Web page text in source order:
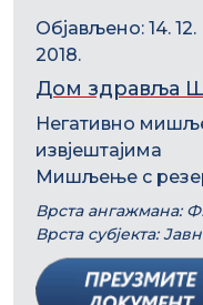
Објављено: 14. 12.
2018.
Дом здравља
Негативно
извјештајима
Мишљење с
Врста ангажмана:
Врста субјекта: